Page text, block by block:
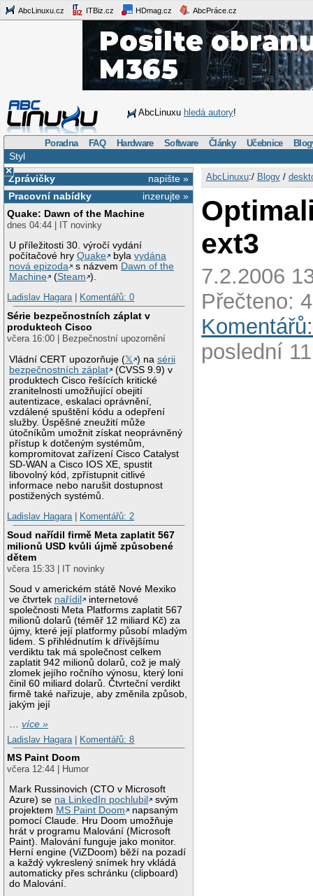
AbcLinuxu.cz ITBiz.cz HDmag.cz AbcPráce.cz
AbcLinuxu hledá autory!
Poradna FAQ Hardware Software Články Učebnice
Styl
×
napište »
Zprávičky
inzerujte »
Pracovní nabídky
Quake: Dawn of the Machine
dnes 04:44 | IT novinky
U příležitosti 30. výročí vydání
počítačové hryQuake bylavydána
nová epizoda
s názvem Dawn of the
Machine
(Steam ).
Ladislav Hagara| Komentářů: 0
Série bezpečnostních záplat v
produktech Cisco
včera 16:00 | Bezpečnostní upozornění
Vládní CERT upozorňuje (𝕏 ) nasérii
bezpečnostních záplat
(CVSS 9.9) v
produktech Cisco řešících kritické
zranitelnosti umožňující obejití
autentizace, eskalaci oprávnění,
vzdálené spuštění kódu a odepření
služby. Úspěšné zneužití může
útočníkům umožnit získat neoprávněný
přístup k dotčeným systémům,
kompromitovat zařízení Cisco Catalyst
SD-WAN a Cisco IOS XE, spustit
libovolný kód, zpřístupnit citlivé
informace nebo narušit dostupnost
postižených systémů.
Ladislav Hagara| Komentářů: 2
Soud nařídil firmě Meta zaplatit 567
milionů USD kvůli újmě způsobené
dětem
včera 15:33 | IT novinky
Soud v americkém státě Nové Mexiko
ve čtvrtek nařídil
internetové
společnosti Meta Platforms zaplatit 567
milionů dolarů (téměř 12 miliard Kč) za
újmy, které její platformy působí mladým
lidem. S přihlédnutím k dřívějšímu
verdiktu tak má společnost celkem
zaplatit 942 milionů dolarů, což je malý
zlomek jejího ročního výnosu, který loni
činil 60 miliard dolarů. Čtvrteční verdikt
firmě také nařizuje, aby změnila způsob,
jakým její
…více »
Ladislav Hagara
Komentářů: 8
MS Paint Doom
včera 12:44 | Humor
Mark Russinovich (CTO v Microsoft
Azure) se na LinkedIn pochlubil
svým
projektem MS Paint Doom
napsaným
pomocí Claude. Hru Doom umožňuje
hrát v programu Malování (Microsoft
Paint). Malování funguje jako monitor.
Herní engine (ViZDoom) běží na pozadí
a každý vykreslený snímek hry vkládá
automaticky přes schránku (clipboard)
do Malování.
AbcLinuxu:/ Blogy/
ext3
7.2.2006
Přečteno:
poslední